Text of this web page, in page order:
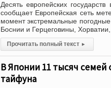
Десять европейских
сообщает Европейская сеть
момент экстремальные
Боснии и Герцеговины,
Прочитать полный текст ▸
В Японии 11 тысяч семей
тайфуна